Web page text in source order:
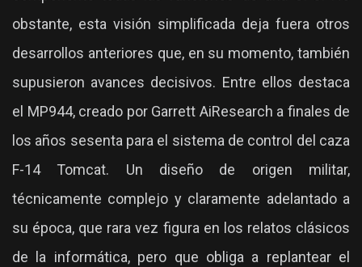
obstante, esta visión simplificada deja fuera otros
desarrollos anteriores que, en su momento, también
supusieron avances decisivos. Entre ellos destaca
el MP944, creado por Garrett AiResearch a finales de
los años sesenta para el sistema de control del caza
F-14 Tomcat. Un diseño de origen militar,
técnicamente complejo y claramente adelantado a
su época, que rara vez figura en los relatos clásicos
de la informática, pero que obliga a replantear el